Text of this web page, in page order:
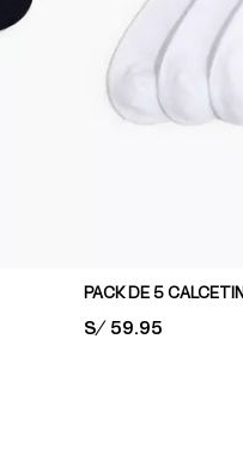
PACK DE 5
PRICE:
S/ 59.95